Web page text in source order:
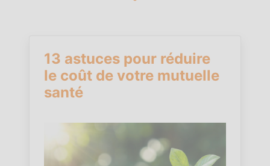
13 astuces pour réduire
le coût de votre mutuelle
santé